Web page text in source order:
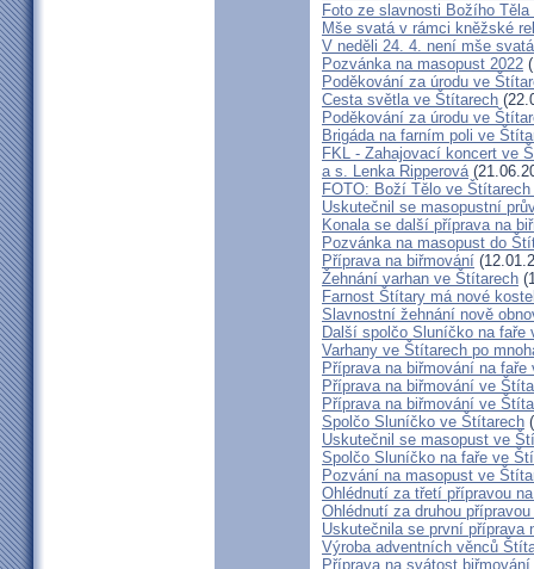
Foto ze slavnosti Božího
Mše svatá v rámci kněžské
V neděli 24. 4. není mše
Pozvánka na masopust 2022
Poděkování za úrodu ve
Cesta světla ve Štítarech
Poděkování za úrodu ve
Brigáda na farním poli ve
FKL - Zahajovací koncert ve
a s. Lenka Ripperová
FOTO: Boží Tělo ve Štítarech
Uskutečnil se masopustní
Konala se další příprava na
Pozvánka na masopust do
Příprava na biřmování
Žehnání varhan ve Štítarech
Farnost Štítary má nové
Slavnostní žehnání nově
Další spolčo Sluníčko na faře
Varhany ve Štítarech po
Příprava na biřmování na
Příprava na biřmování ve
Příprava na biřmování ve
Spolčo Sluníčko ve Štítarech
Uskutečnil se masopust ve
Spolčo Sluníčko na faře ve
Pozvání na masopust ve
Ohlédnutí za třetí přípravou
Ohlédnutí za druhou
Uskutečnila se první příprava
Výroba adventních věnců
Příprava na svátost biřmování